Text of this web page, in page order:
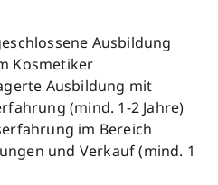
Ausbildung
Kosmetiker
Ausbildung mit
(mind. 1-2 Jahre)
im Bereich
und Verkauf (mind. 1